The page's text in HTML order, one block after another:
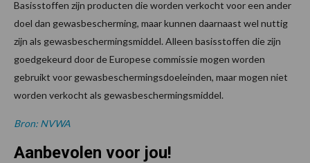
Basisstoffen zijn producten die worden verkocht voor een ander
doel dan gewasbescherming, maar kunnen daarnaast wel nuttig
zijn als gewasbeschermingsmiddel. Alleen basisstoffen die zijn
goedgekeurd door de Europese commissie mogen worden
gebruikt voor gewasbeschermingsdoeleinden, maar mogen niet
worden verkocht als gewasbeschermingsmiddel.
Bron: NVWA
Aanbevolen voor jou!